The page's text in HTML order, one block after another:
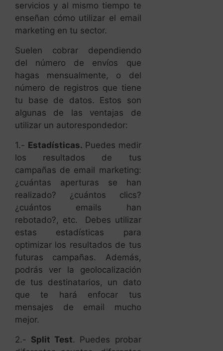
servicios y al mismo tiempo te
enseñan cómo utilizar el email
marketing en tu sector.
Suelen cobrar dependiendo
del número de envíos que
hagas mensualmente, o del
número de registros que tiene
tu base de datos. Estos son
algunas de las ventajas de
utilizar un autorespondedor:
1.- Estadísticas. Puedes medir
los resultados de tus
campañas de email marketing:
¿cuántas aperturas se han
realizado? ¿cuántos clics?
¿cuántos emails han
rebotado?, etc. Debes utilizar
estas estadísticas para
optimizar los resultados de tus
futuras campañas. Además,
podrás ver la geolocalización
de tus destinatarios, un dato
que te hará enfocar tus
mensajes de email mucho
mejor.
2.- Split Test. Puedes probar